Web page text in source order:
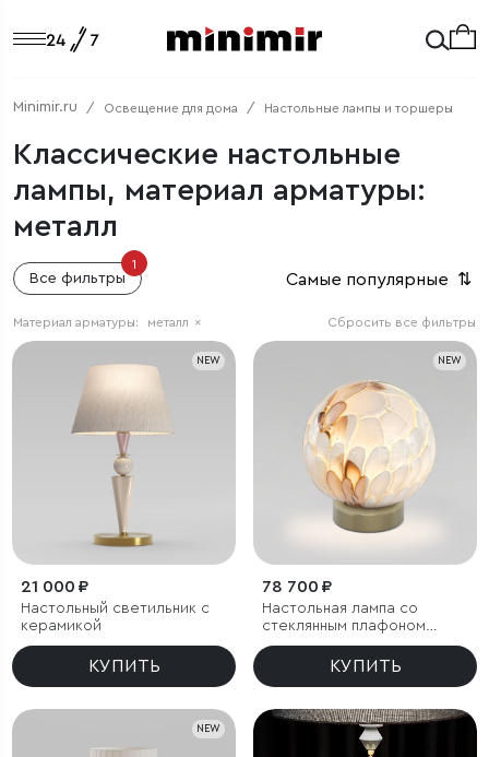
Minimir.ru Освещение для дома Настольные лампы и торшеры
Классические настольные
лампы, материал арматуры:
металл
Все фильтры
1
Самые популярные ⇅
Сбросить все фильтры
Материал арматуры: металл ×
NEW
21 000 ₽
Настольный светильник с
керамикой
КУПИТЬ
NEW
78 700 ₽
Настольная лампа со
стеклянным плафоном
ручной работы
КУПИТЬ
NEW